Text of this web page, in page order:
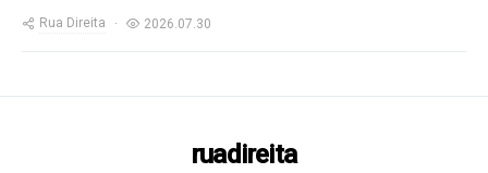
Rua Direita 2026.07.30
ruadireita